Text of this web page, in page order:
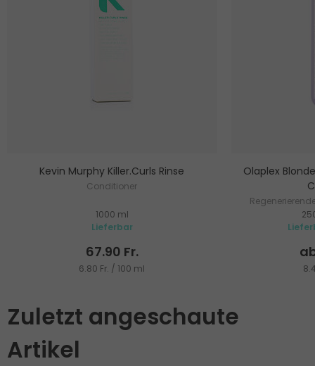
Kevin Murphy Killer.Curls Rinse
Conditioner
1000 ml
Lieferbar
67.90 Fr.
6.80 Fr. / 100 ml
Olaplex
Zuletzt angeschaute
Artikel